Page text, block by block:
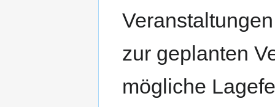
zur geplanten
mögliche